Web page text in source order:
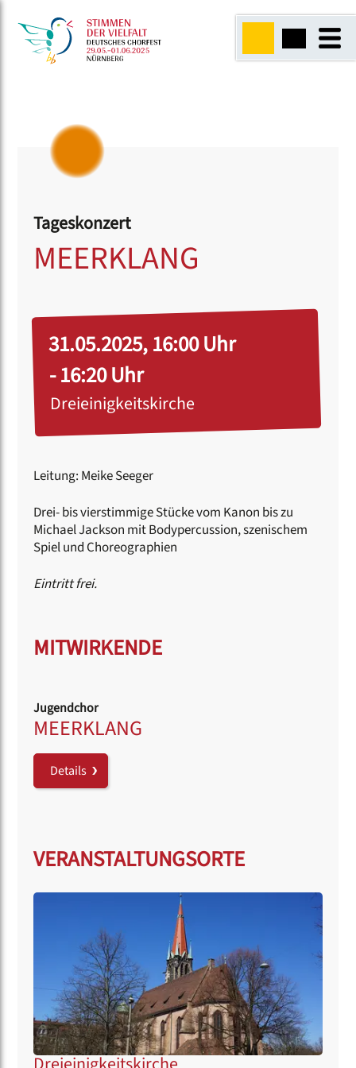
Tageskonzert
MEERKLANG
31.05.2025, 16:00 Uhr
- 16:20 Uhr
Dreieinigkeitskirche
Leitung: Meike Seeger
Drei- bis vierstimmige Stücke vom Kanon bis zu
Michael Jackson mit Bodypercussion, szenischem
Spiel und Choreographien
Eintritt frei.
MITWIRKENDE
Jugendchor
MEERKLANG
Details
VERANSTALTUNGSORTE